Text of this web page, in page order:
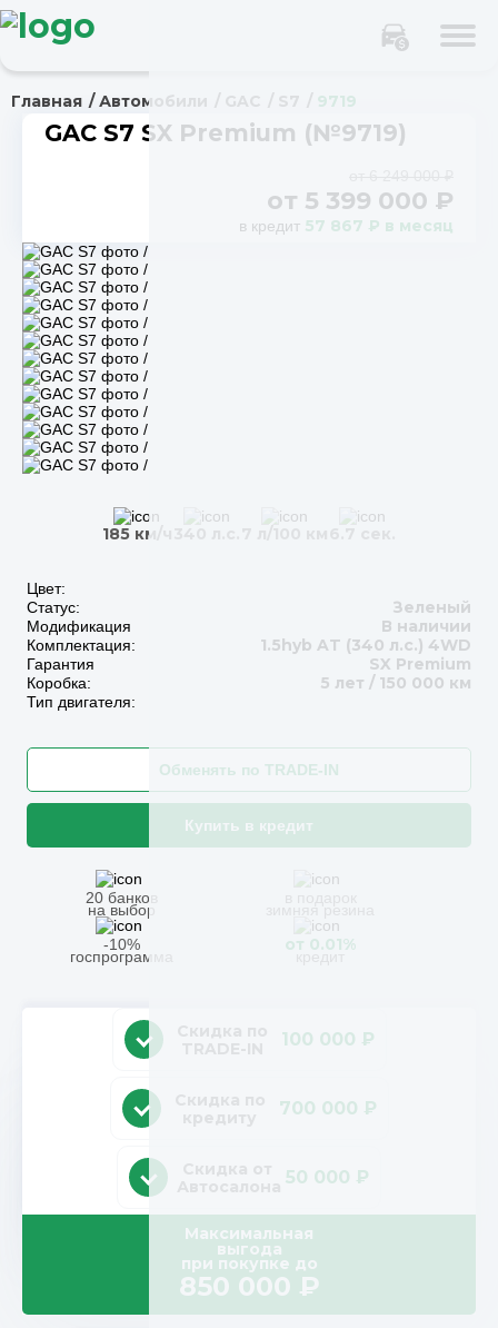
Главная Автомобили 9719
GAC S7 SX Premium (№9719)
от 5 399 000 ₽
в кредит 57 867 ₽ в месяц
185 км/ч
Цвет:
Статус:
Модификация
Комплектация:
Гарантия
Коробка:
Тип двигателя:
Зеленый
В наличии
1.5hyb AT (340 л.с.) 4WD
SX Premium
5 лет / 150 000 км
Обменять по TRADE-IN
Купить в кредит
20 банков
на выбор
-10%
госпрограмма
от 0.01%
100 000 ₽
700 000 ₽
50 000 ₽
Максимальная
выгода
при покупке до
850 000 ₽